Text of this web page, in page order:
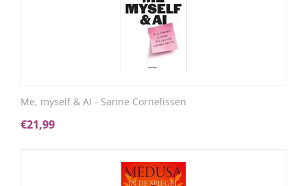
Me, myself & AI - Sanne Cornelissen
€21,99